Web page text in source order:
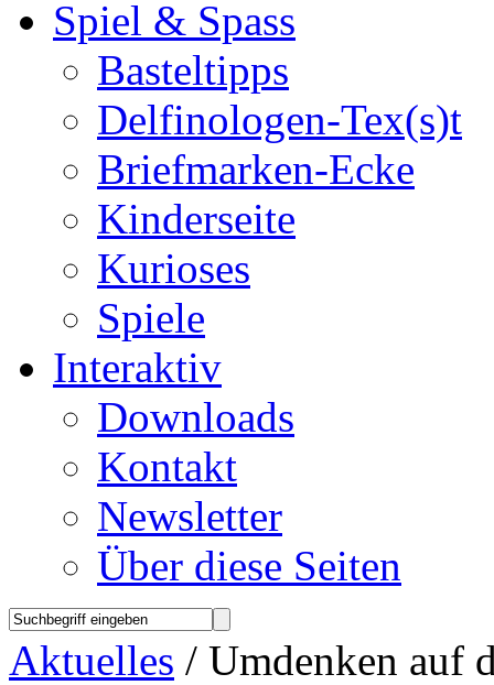
Spiel & Spass
Basteltipps
Delfinologen-Tex(s)t
Briefmarken-Ecke
Kinderseite
Kurioses
Spiele
Interaktiv
Downloads
Kontakt
Newsletter
Über diese Seiten
Aktuelles / Umdenken auf